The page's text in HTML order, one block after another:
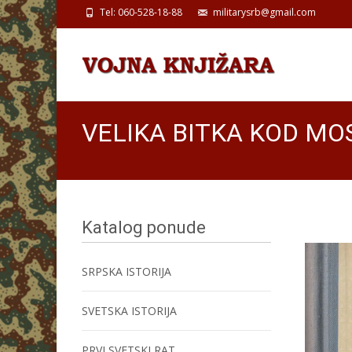
Tel: 060-528-18-88 militarysrb@gmail.com
VELIKA BITKA KOD
Katalog ponude
SRPSKA ISTORIJA
SVETSKA ISTORIJA